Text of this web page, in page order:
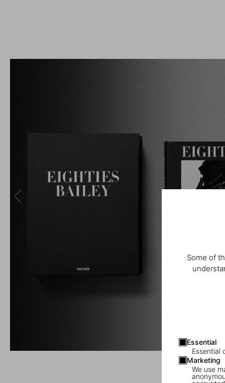
Some of
Essential
Essential
Marketing
We use